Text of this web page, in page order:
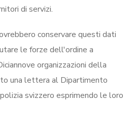
di servizi.
conservare questi dati
le forze dell'ordine a
organizzazioni della
una lettera al Dipartimento
svizzero esprimendo le loro